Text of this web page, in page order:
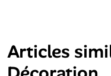
Articles